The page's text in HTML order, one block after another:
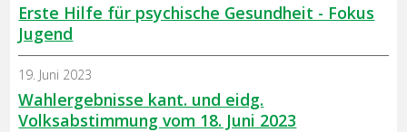
Erste Hilfe für psychische Gesundheit - Fokus
Jugend
Wahlergebnisse kant. und eidg.
Volksabstimmung vom 18. Juni 2023
19. Juni 2023